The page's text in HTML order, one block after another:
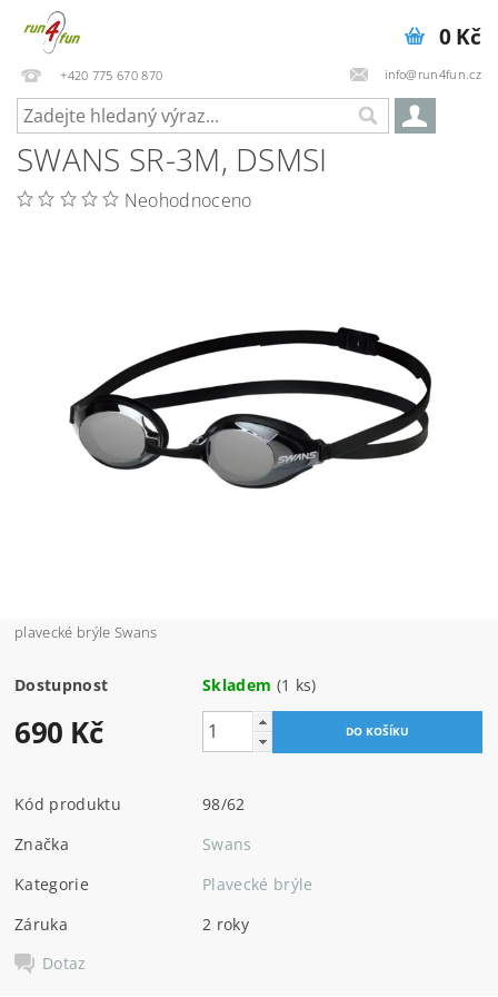
+420 775 670 870 info@run4fun.cz
0 Kč
SWANS SR-3M, DSMSI
Neohodnoceno
plavecké brýle Swans
Dostupnost Skladem (1 ks)
690 Kč
Kód produktu
98/62
Značka
Swans
Kategorie
Plavecké brýle
Záruka
2 roky
Dotaz